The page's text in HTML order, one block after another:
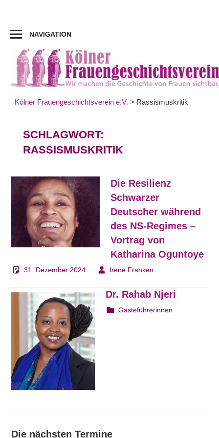
springen
NAVIGATION
Kölner Frauengeschichtsverein e.V. > Rassismuskritik
SCHLAGWORT:
RASSISMUSKRITIK
Die Resilienz
Schwarzer
Deutscher während
des NS-Regimes –
Vortrag von
Katharina Oguntoye
31. Dezember 2024 Irene Franken
Dr. Rahab Njeri
22. August 2023
webmam
Gästeführerinnen
Die nächsten Termine